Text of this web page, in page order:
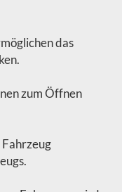
das
zum Öffnen